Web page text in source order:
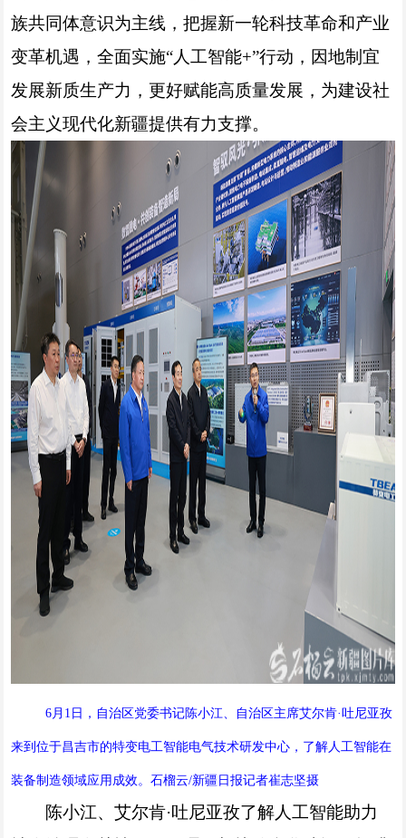
族共同体意识为主线，把握新一轮科技革命和产业
变革机遇，全面实施“人工智能+”行动，因地制宜
发展新质生产力，更好赋能高质量发展，为建设社
会主义现代化新疆提供有力支撑。
6月1日，自治区党委书记陈小江、自治区主席艾尔肯·吐尼亚孜
来到位于昌吉市的特变电工智能电气技术研发中心，了解人工智能在
装备制造领域应用成效。石榴云/新疆日报记者崔志坚摄
陈小江、艾尔肯·吐尼亚孜了解人工智能助力